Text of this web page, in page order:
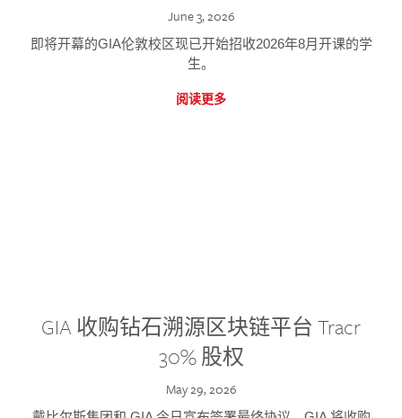
June 3, 2026
即将开幕的GIA伦敦校区现已开始招收2026年8月开课的学
生。
阅读更多
GIA 收购钻石溯源区块链平台 Tracr
30% 股权
May 29, 2026